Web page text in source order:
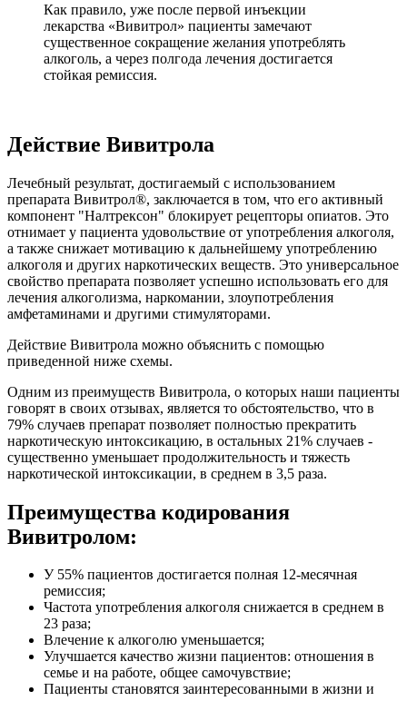
Как правило, уже после первой инъекции
лекарства «Вивитрол» пациенты замечают
существенное сокращение желания употреблять
алкоголь, а через полгода лечения достигается
стойкая ремиссия.
Действие Вивитрола
Лечебный результат, достигаемый с использованием
препарата Вивитрол®, заключается в том, что его активный
компонент "Налтрексон" блокирует рецепторы опиатов. Это
отнимает у пациента удовольствие от употребления алкоголя,
а также снижает мотивацию к дальнейшему употреблению
алкоголя и других наркотических веществ. Это универсальное
свойство препарата позволяет успешно использовать его для
лечения алкоголизма, наркомании, злоупотребления
амфетаминами и другими стимуляторами.
Действие Вивитрола можно объяснить с помощью
приведенной ниже схемы.
Одним из преимуществ Вивитрола, о которых наши пациенты
говорят в своих отзывах, является то обстоятельство, что в
79% случаев препарат позволяет полностью прекратить
наркотическую интоксикацию, в остальных 21% случаев -
существенно уменьшает продолжительность и тяжесть
наркотической интоксикации, в среднем в 3,5 раза.
Преимущества кодирования
Вивитролом:
У 55% пациентов достигается полная 12-месячная
ремиссия;
Частота употребления алкоголя снижается в среднем в
23 раза;
Влечение к алкоголю уменьшается;
Улучшается качество жизни пациентов: отношения в
семье и на работе, общее самочувствие;
Пациенты становятся заинтересованными в жизни и